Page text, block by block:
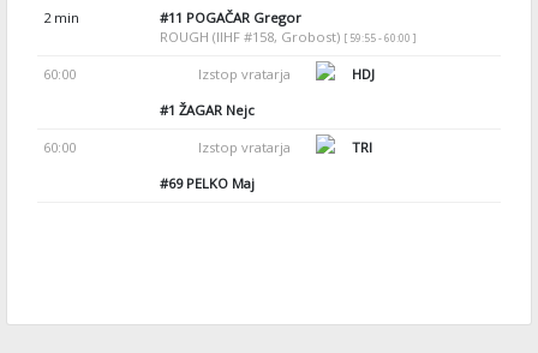
2 min
#11 POGAČAR Gregor
ROUGH (IIHF #158, Grobost) [ 59:55 - 60:00 ]
60:00 Izstop vratarja
HDJ
#1 ŽAGAR Nejc
60:00 Izstop vratarja
TRI
#69PELKO Maj